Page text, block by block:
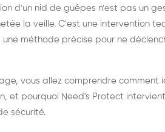
asiatiques :
partout en
d'un nid de guêpes n'est pas un
la veille. C'est une intervention
méthode précise pour ne
vous allez comprendre comment
et pourquoi Need's Protect
sécurité.